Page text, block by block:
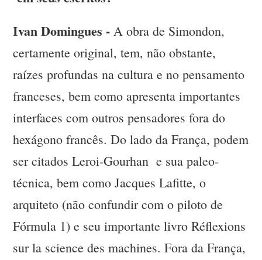
Ivan Domingues - A obra de Simondon,
certamente original, tem, não obstante,
raízes profundas na cultura e no pensamento
franceses, bem como apresenta importantes
interfaces com outros pensadores fora do
hexágono francês. Do lado da França, podem
ser citados Leroi-Gourhan e sua paleo-
técnica, bem como Jacques Lafitte, o
arquiteto (não confundir com o piloto de
Fórmula 1) e seu importante livro Réflexions
sur la science des machines. Fora da França,